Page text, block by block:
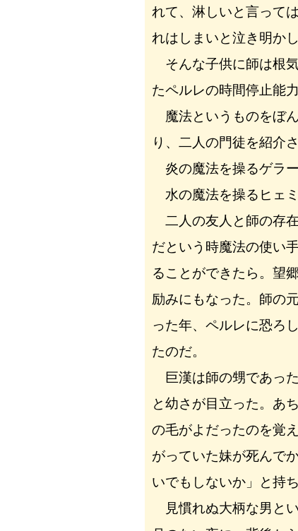
れて、淋しいと言って
れはしまいと泣き明かし
そんな子供に師は根
たペルレの時間停止能
魔法というものをぼ
り、二人の門徒を紹介さ
炎の魔法を操るゲラ
水の魔法を操るヒェ
二人の友人と師の存
だという時魔法の使い
ることができたら。望
励みにもなった。師の
った年、ペルレに恐ろ
たのだ。
巨漢は師の甥であっ
と幼さが目立った。あ
の毛がよだったのを覚
がっていた妹が死んで
いでもしないか」と持
見慣れぬ大柄な男と